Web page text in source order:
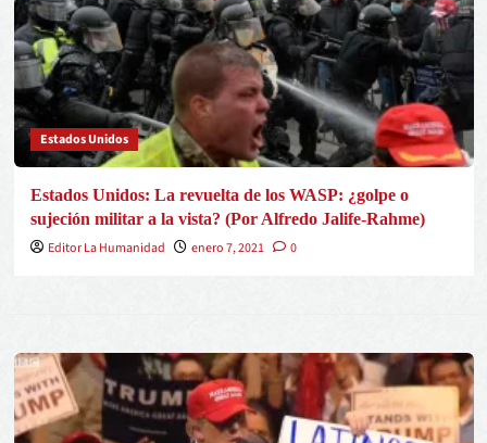
Estados Unidos
Estados Unidos: La revuelta de los WASP: ¿golpe o
sujeción militar a la vista? (Por Alfredo Jalife-Rahme)
Editor La Humanidad
enero 7, 2021 0